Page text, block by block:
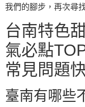
我們的腳步，再次尋
台南特色
氣必點
常見問題
臺南有哪些